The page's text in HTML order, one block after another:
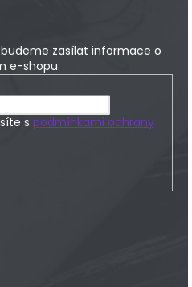
zasílat informace o
e-shopu.
s podmínkami ochrany